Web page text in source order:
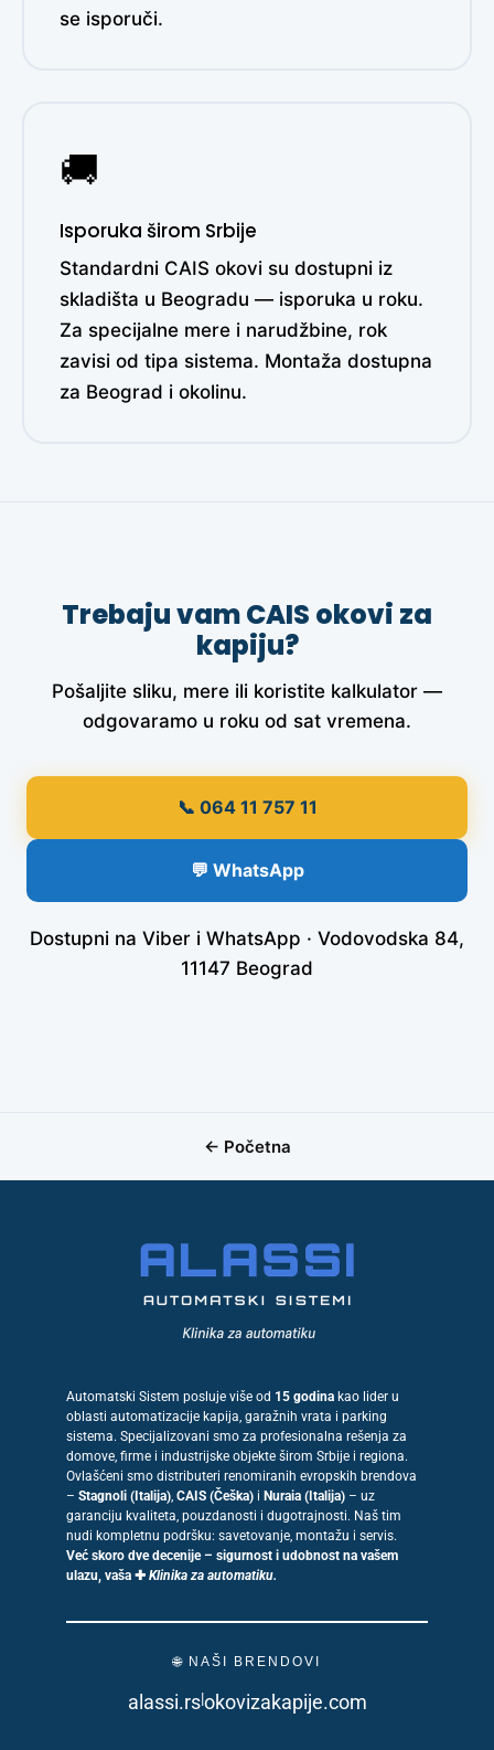
se isporuči.
🚚
Isporuka širom Srbije
Standardni CAIS okovi su dostupni iz
skladišta u Beogradu — isporuka u roku.
Za specijalne mere i narudžbine, rok
zavisi od tipa sistema. Montaža dostupna
za Beograd i okolinu.
Trebaju vam CAIS okovi za
kapiju?
Pošaljite sliku, mere ili koristite kalkulator —
odgovaramo u roku od sat vremena.
📞 064 11 757 11
💬 WhatsApp
Dostupni na Viber i WhatsApp · Vodovodska 84,
11147 Beograd
← Početna
Automatski Sistem posluje više od 15 godina kao lider u
oblasti automatizacije kapija, garažnih vrata i parking
sistema. Specijalizovani smo za profesionalna rešenja za
domove, firme i industrijske objekte širom Srbije i regiona.
Ovlašćeni smo distributeri renomiranih evropskih brendova
– Stagnoli (Italija), CAIS (Češka) i Nuraia (Italija) – uz
garanciju kvaliteta, pouzdanosti i dugotrajnosti. Naš tim
nudi kompletnu podršku: savetovanje, montažu i servis.
Već skoro dve decenije – sigurnost i udobnost na vašem
ulazu, vaša ✚ Klinika za automatiku.
🌐 NAŠI BRENDOVI
alassi.rs|okovizakapije.com